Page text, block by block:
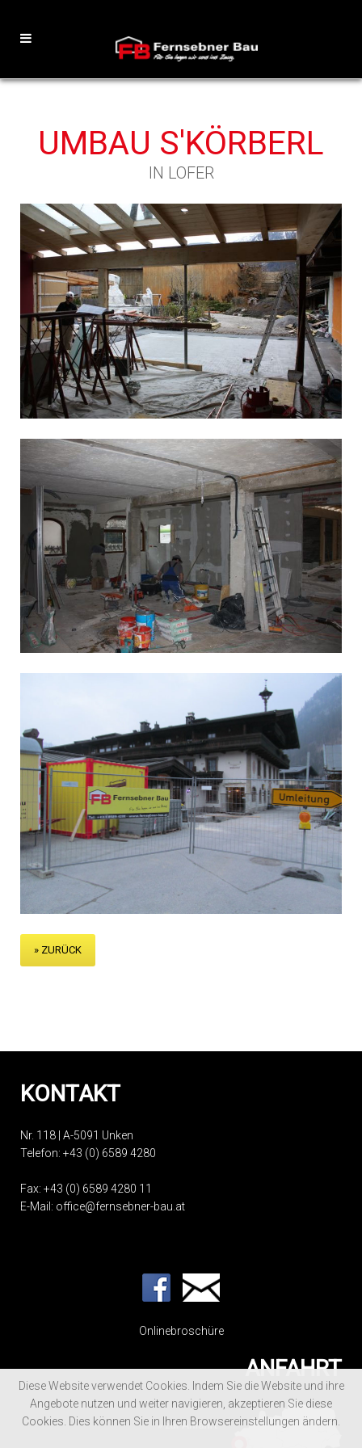
UMBAU S'KÖRBERL
IN LOFER
» ZURÜCK
KONTAKT
Nr. 118 | A-5091 Unken
Telefon: +43 (0) 6589 4280
Fax: +43 (0) 6589 4280 11
E-Mail: office@fernsebner-bau.at
Onlinebroschüre
ANFAHRT
Diese Website verwendet Cookies. Indem Sie die Website und ihre
Angebote nutzen und weiter navigieren, akzeptieren Sie diese
Cookies. Dies können Sie in Ihren Browsereinstellungen ändern.